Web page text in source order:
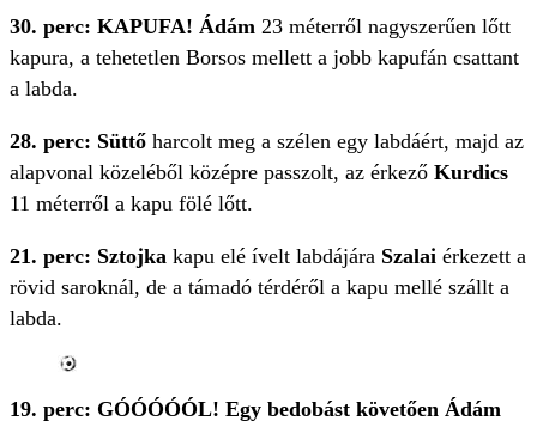
30. perc: KAPUFA! Ádám 23 méterről nagyszerűen lőtt
kapura, a tehetetlen Borsos mellett a jobb kapufán csattant
a labda.
28. perc: Süttő harcolt meg a szélen egy labdáért, majd az
alapvonal közeléből középre passzolt, az érkező Kurdics
11 méterről a kapu fölé lőtt.
21. perc: Sztojka kapu elé ívelt labdájára Szalai érkezett a
rövid saroknál, de a támadó térdéről a kapu mellé szállt a
labda.
19. perc: GÓÓÓÓÓL! Egy bedobást követően Ádám